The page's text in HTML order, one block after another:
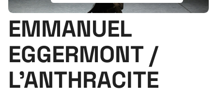
EMMANUEL
EGGERMONT /
L’ANTHRACITE